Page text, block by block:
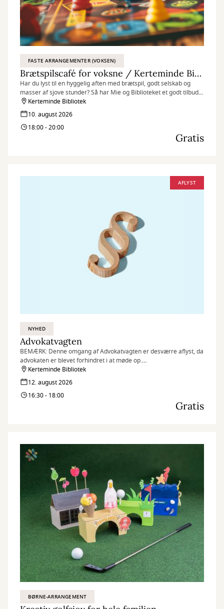
FASTE ARRANGEMENTER (VOKSEN)
Brætspilscafé for voksne / Kerteminde Bibliotek
Har du lyst til en hyggelig aften med brætspil, godt selskab og
masser af sjove stunder? Så har Mie og Biblioteket et godt tilbud
til dig!Kerteminde Bibliotek
10. august 2026
18:00 - 20:00
Gratis
AFLYST
NYHED
Advokatvagten
BEMÆRK: Denne omgang af Advokatvagten er desværre aflyst, da
advokaten er blevet forhindret i at møde op.
Har du tid den følgende dag, er du velkommen til at kontakte
Kerteminde Bibliotekerne, så hjælper vi dig med at booke en ny
tid.
Kerteminde Bibliotek
12. august 2026
16:30 - 18:00
Gratis
BØRNE-ARRANGEMENT